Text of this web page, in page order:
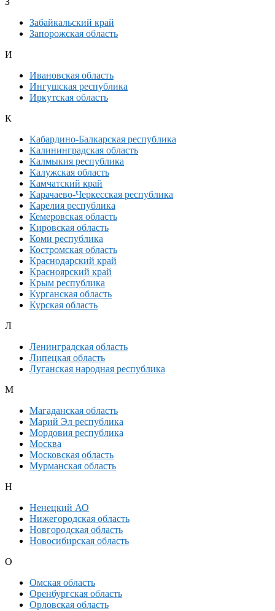
Забайкальский край
Запорожская область
И
Ивановская область
Ингушская республика
Иркутская область
К
Кабардино-Балкарская республика
Калининградская область
Калмыкия республика
Калужская область
Камчатский край
Карачаево-Черкесская республика
Карелия республика
Кемеровская область
Кировская область
Коми республика
Костромская область
Краснодарский край
Красноярский край
Крым республика
Курганская область
Курская область
Л
Ленинградская область
Липецкая область
Луганская народная республика
М
Магаданская область
Марий Эл республика
Мордовия республика
Москва
Московская область
Мурманская область
Н
Ненецкий АО
Нижегородская область
Новгородская область
Новосибирская область
О
Омская область
Оренбургская область
Орловская область